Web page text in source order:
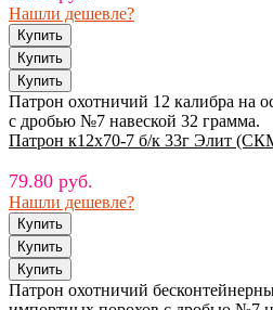
Нашли дешевле?
Патрон охотничий 12 калибра на
с дробью №7 навеской 32 грамма.
Патрон к12х70-7 б/к 33г Элит
79.80 руб.
Нашли дешевле?
Патрон охотничий